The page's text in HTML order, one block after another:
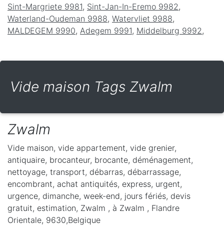
Sint-Margriete 9981, Sint-Jan-In-Eremo 9982 ,
Waterland-Oudeman 9988, Watervliet 9988,
MALDEGEM 9990, Adegem 9991, Middelburg 9992 ,
Vide maison Tags Zwalm
Zwalm
Vide maison, vide appartement, vide grenier,
antiquaire, brocanteur, brocante, déménagement,
nettoyage, transport, débarras, débarrassage,
encombrant, achat antiquités, express, urgent,
urgence, dimanche, week-end, jours fériés, devis
gratuit, estimation, Zwalm , à Zwalm , Flandre
Orientale, 9630,Belgique